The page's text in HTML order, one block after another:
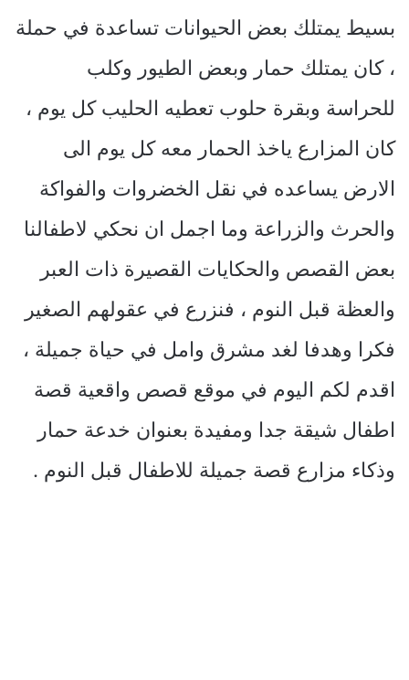
بسيط يمتلك بعض الحيوانات تساعدة في حملة
، كان يمتلك حمار وبعض الطيور وكلب
للحراسة وبقرة حلوب تعطيه الحليب كل يوم ،
كان المزارع ياخذ الحمار معه كل يوم الى
الارض يساعده في نقل الخضروات والفواكة
والحرث والزراعة وما اجمل ان نحكي لاطفالنا
بعض القصص والحكايات القصيرة ذات العبر
والعظة قبل النوم ، فنزرع في عقولهم الصغير
فكرا وهدفا لغد مشرق وامل في حياة جميلة ،
اقدم لكم اليوم في موقع قصص واقعية قصة
اطفال شيقة جدا ومفيدة بعنوان خدعة حمار
وذكاء مزارع قصة جميلة للاطفال قبل النوم .